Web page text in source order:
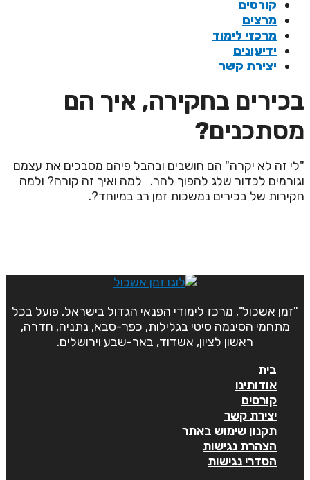
קורסים
מרצים
מרכזי לימוד
ידיעונים
יצירת קשר
בחקירה, איך הם
זה לא יקרה" הם חושבים ובהבל פיהם מסבכים את עצמם
לכדור שלג להפוך להר.
למה ואיך זה קורה? ולמה
של בכירים נמשכות זמן רב במיוחד?.
"זמן אשכול", מרכז לימודי הפנאי הגדול בישראל, פועל בכל
מתחמי הסינמה סיטי בגלילות, כפר-סבא, נתניה, חדרה,
ראשון לציון, אשדוד, באר-שבע וירושלים.
בית
אודותינו
קורסים
יצירת קשר
תקנון שימוש באתר
הצהרת נגישות
הסדרי נגישות